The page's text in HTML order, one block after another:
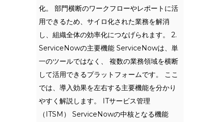
化。 部門横断のワークフローやレポートに活
用できるため、サイロ化された業務を解消
し、組織全体の効率化につなげられます。 2.
ServiceNowの主要機能 ServiceNowは、単
一のツールではなく、 複数の業務領域を横断
して活用できるプラットフォームです。 ここ
では、導入効果を左右する主要機能を分かり
やすく解説します。 ITサービス管理
（ITSM） ServiceNowの中核となる機能